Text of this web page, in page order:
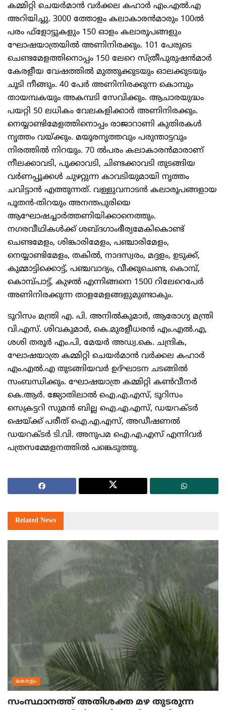
കമ്മിറ്റി ചെയര്‍മാന്‍ വര്‍ക്കല കഹാര്‍ എം.എല്‍.എ
അറിയിച്ചു. 3000 ത്തോളം കലാകാരന്‍മാരും 100ല്‍
പരം ഫ്‌ളോട്ടുകളും 150 ഓളം കലാരൂപങ്ങളും
ഘോഷയാത്രയില്‍ അണിനിരക്കും. 101 പേരുടെ
ചെണ്ടമേളത്തിനൊപ്പം 150 ലേറെ സ്‌ത്രീപുരുഷന്‍മാര്‍
കേരളീയ വേഷത്തില്‍ മുത്തുക്കുടയും ഓലക്കുടയും
ചൂടി നീങ്ങും. 40 പേര്‍ അണിനിരക്കുന്ന കൊമ്പും
തായമ്പകയും അകമ്പടി സേവിക്കും. ആചാരയുദ്ധം
പയറ്റി 50 ലധികം വേലകളിക്കാര്‍ അണിനിരക്കും.
നെയ്യാണ്ടിമേളത്തിനൊപ്പം രാജാറാണി കുതിരകള്‍
നൃത്തം വയ്‌ക്കും. മയൂരനൃത്തവും പരുന്താട്ടവും
നിരത്തില്‍ നിറയും. 70 ല്‍പരം കലാകാരന്‍മാരാണ്‌
നീലക്കാവടി, പൂക്കാവടി, ചിണ്ടക്കാവടി തുടങ്ങിയ
വര്‍ണപ്പൂക്കള്‍ ചുഴറ്റുന്ന കാവടിയുമായി നൃത്തം
ചവിട്ടാന്‍ എത്തുന്നത്‌. വള്ളുവനാടന്‍ കലാരൂപങ്ങളായ
പൂതന്‍-തിറയും അനന്തപുരിയെ
ആഘോഷച്ചാര്‍ത്തണിയിക്കാനെത്തും.
നഗരവീഥികള്‍ക്ക്‌ ശബ്‌ദഗാംഭീര്യമേകികൊണ്ട്‌
ചെണ്ടമേളം, ശിങ്കാരിമേളം, പഞ്ചാരിമേളം,
നെയ്യാണ്ടിമേളം, തകില്‍, നാദസ്വരം, മദ്ദളം, ഉടുക്ക്‌,
കുമ്മാട്ടിക്കൊട്ട്‌, പഞ്ചവാദ്യം, വീക്കുചെണ്ട, കൊമ്പ്‌,
കൊമ്പ്‌പാട്ട്‌, കുഴല്‍ എന്നിങ്ങനെ 1500 റിലേറെപേര്‍
അണിനിരക്കുന്ന താളമേളങ്ങളുമുണ്ടാകും.
ടൂറിസം മന്ത്രി എ. പി. അനില്‍കുമാര്‍, ആരോഗ്യ മന്ത്രി
വി.എസ്‌. ശിവകുമാര്‍, കെ.മുരളീധരന്‍ എം.എല്‍.എ,
ശശി തരൂര്‍ എം.പി, മേയര്‍ അഡ്വ.കെ. ചന്ദ്രിക,
ഘോഷയാത്ര കമ്മിറ്റി ചെയര്‍മാന്‍ വര്‍ക്കല കഹാര്‍
എം.എല്‍.എ തുടങ്ങിയവര്‍ ഉദ്‌ഘാടന ചടങ്ങില്‍
സംബന്ധിക്കും. ഘോഷയാത്ര കമ്മിറ്റി കണ്‍വീനര്‍
കെ.ആര്‍. ജ്യോതിലാല്‍ ഐ.എ.എസ്‌, ടൂറിസം
സെക്രട്ടറി സുമന്‍ ബില്ല ഐ.എ.എസ്‌, ഡയറക്‌ടര്‍
ഷെയ്‌ക്ക്‌ പരീത്‌ ഐ.എ.എസ്‌, അഡീഷണല്‍
ഡയറക്‌ടര്‍ ടി.വി. അനുപമ ഐ.എ.എസ്‌ എന്നിവര്‍
പത്രസമ്മേളനത്തില്‍ പങ്കെടുത്തു.
Related News
കേരളം
സംസ്ഥാനത്ത് അതിശക്ത മഴ തുടരുന്ന